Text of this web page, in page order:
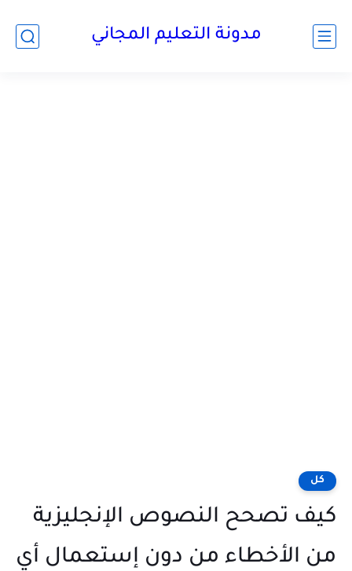
مدونة التعليم المجاني
كل
كيف تصحح النصوص الإنجليزية
من الأخطاء من دون إستعمال أي